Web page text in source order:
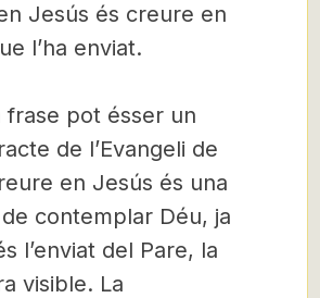
Jesús és creure en
l’ha enviat.
frase pot ésser un
de l’Evangeli de
en Jesús és una
contemplar Déu, ja
l’enviat del Pare, la
visible. La